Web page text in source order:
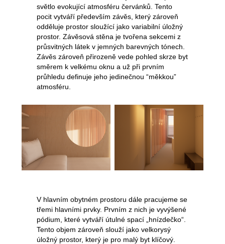
světlo evokující atmosféru červánků. Tento
pocit vytváří především závěs, který zároveň
odděluje prostor sloužící jako variabilní úložný
prostor. Závěsová stěna je tvořena sekcemi z
průsvitných látek v jemných barevných tónech.
Závěs zároveň přirozeně vede pohled skrze byt
směrem k velkému oknu a už při prvním
průhledu definuje jeho jedinečnou “měkkou”
atmosféru.
V hlavním obytném prostoru dále pracujeme se
třemi hlavními prvky. Prvním z nich je vyvýšené
pódium, které vytváří útulné spací „hnízdečko“.
Tento objem zároveň slouží jako velkorysý
úložný prostor, který je pro malý byt klíčový.